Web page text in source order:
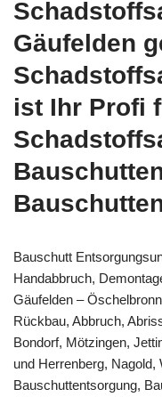
Gäufelden
ist Ihr Profi
Bauschutt
Handabbruch,
Gäufelden –
Rückbau, Abbruch,
Bondorf, Mötzingen,
und Herrenberg, Nagold,
Bauschuttentsorgung,